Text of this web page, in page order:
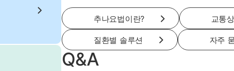
추나요법이란? 교통
질환별 솔루션 자주
Q&A